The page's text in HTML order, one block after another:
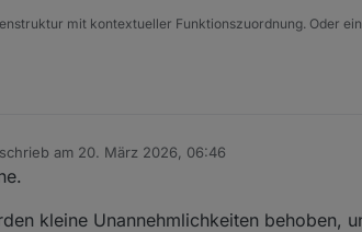
mit kontextueller Funktionszuordnung. Oder
schrieb am 20. März 2026, 06:46
editiert von
kleine Unannehmlichkeiten behoben,